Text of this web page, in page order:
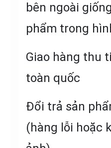
bên ngoài
phẩm trong
Giao hàng thu
toàn quốc
Đổi trả sản
(hàng lỗi hoặc